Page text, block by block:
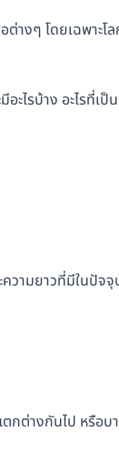
างๆ โดยเฉพาะโ
ไรบ้าง อะไรที่เป็
ความยาวที่มีในปั
กต่างกันไป หรือ